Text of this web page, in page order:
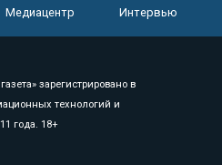
Медиацентр
Интервью
зарегистрировано в
технологий и
года. 18+